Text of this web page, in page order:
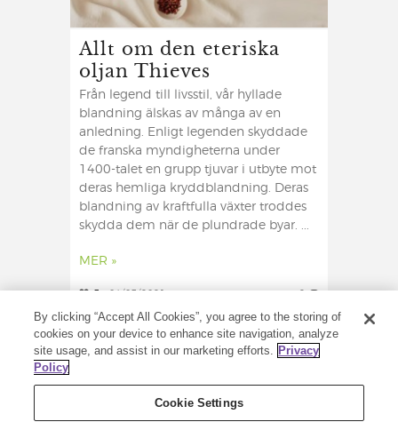
Allt om den eteriska
oljan Thieves
Från legend till livsstil, vår hyllade
blandning älskas av många av en
anledning. Enligt legenden skyddade
de franska myndigheterna under
1400-talet en grupp tjuvar i utbyte mot
deras hemliga kryddblandning. Deras
blandning av kraftfulla växter troddes
skydda dem när de plundrade byar. ...
MER »
3 04/03/2021 2
By clicking “Accept All Cookies”, you agree to the storing of
cookies on your device to enhance site navigation, analyze
site usage, and assist in our marketing efforts. Privacy
Policy
Cookie Settings